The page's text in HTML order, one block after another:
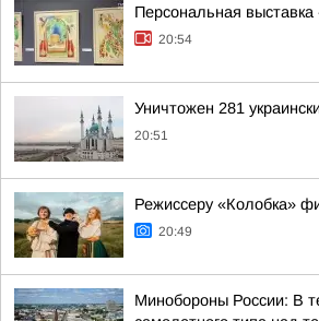
Персональная
20:54
Уничтожен 281
20:51
Режиссеру «Колобка»
20:49
Минобороны России: В